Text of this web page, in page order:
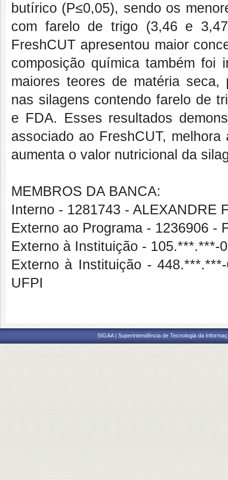
butírico (P≤0,05), sendo os
com farelo de trigo (3,46 e
FreshCUT apresentou maior
composição química também foi
maiores teores de matéria
nas silagens contendo farelo de
e FDA. Esses resultados
associado ao FreshCUT,
aumenta o valor nutricional da
MEMBROS DA BANCA:
Interno - 1281743 - ALEXANDRE
Externo ao Programa - 1236906 -
Externo à Instituição - 105.***.***-
Externo à Instituição -
UFPI
SIGAA | Superintendência de Tecnologia da